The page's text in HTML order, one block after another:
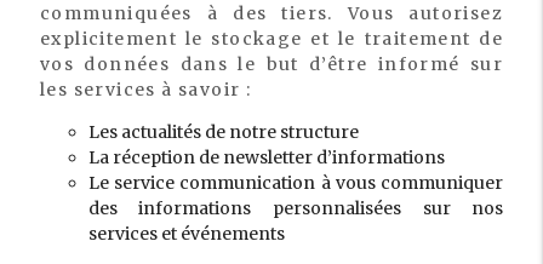
communiquées à des tiers. Vous autorisez
explicitement le stockage et le traitement de
vos données dans le but d’être informé sur
les services à savoir :
Les actualités de notre structure
La réception de newsletter d’informations
Le service communication à vous communiquer
des informations personnalisées sur nos
services et événements